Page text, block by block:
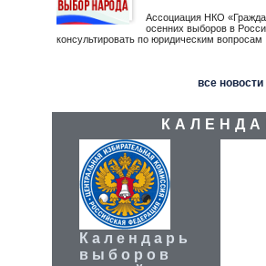
Ассоциация НКО
осенних выборов в
консультировать по юридическим вопросам
все
Календарь
выборов